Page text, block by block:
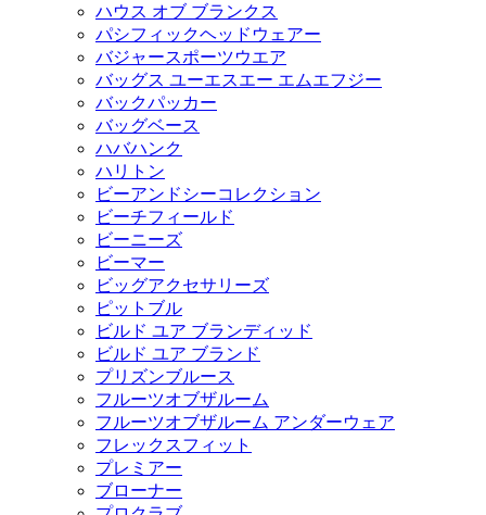
ハウス オブ ブランクス
パシフィックヘッドウェアー
バジャースポーツウエア
バッグス ユーエスエー エムエフジー
バックパッカー
バッグベース
ハバハンク
ハリトン
ビーアンドシーコレクション
ビーチフィールド
ビーニーズ
ビーマー
ビッグアクセサリーズ
ピットブル
ビルド ユア ブランディッド
ビルド ユア ブランド
プリズンブルース
フルーツオブザルーム
フルーツオブザルーム アンダーウェア
フレックスフィット
プレミアー
ブローナー